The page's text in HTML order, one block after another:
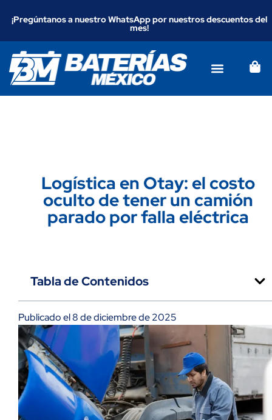
¡Pregúntanos a nuestro WhatsApp por nuestros descuentos del
mes!
Logística en Otay: el costo
oculto de tener un camión
parado por falla eléctrica
Publicado el 8 de diciembre de 2025
Tabla de Contenidos